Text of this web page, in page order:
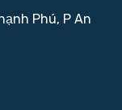
Phú, P An